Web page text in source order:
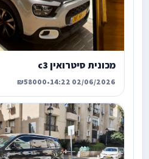
מכונית סיטרואין c3
02/06/2026 14:22
•
₪58000